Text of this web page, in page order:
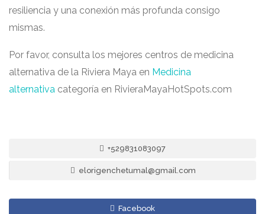
resiliencia y una conexión más profunda consigo
mismas.
Por favor, consulta los mejores centros de medicina
alternativa de la Riviera Maya en Medicina
alternativa categoría en RivieraMayaHotSpots.com
+529831083097
elorigenchetumal@gmail.com
Facebook